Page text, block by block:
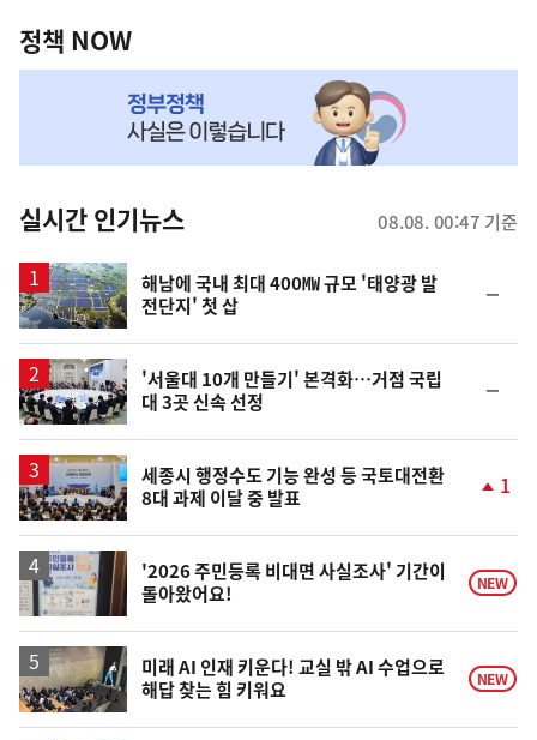
책
NOW,
뉴
스
정책 NOW
실시간 인기뉴스 08.08. 00:47 기준
해남에 국내 최대 400㎿ 규모 '태양광 발
전단지' 첫 삽
일
'서울대 10개 만들기' 본격화…거점 국립
대 3곳 신속 선정
일
세종시 행정수도 기능 완성 등 국토대전환
8대 과제 이달 중 발표
상
승
1
'2026 주민등록 비대면 사실조사' 기간이
돌아왔어요!
NEW
미래 AI 인재 키운다! 교실 밖 AI 수업으로
해답 찾는 힘 키워요
NEW